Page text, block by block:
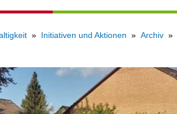
Initiativen und Aktionen Archiv